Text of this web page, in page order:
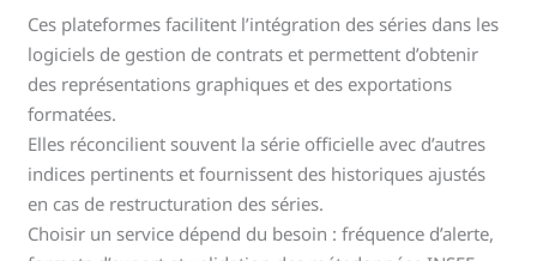
Ces plateformes facilitent l’intégration des séries dans les
logiciels de gestion de contrats et permettent d’obtenir
des représentations graphiques et des exportations
formatées.
Elles réconcilient souvent la série officielle avec d’autres
indices pertinents et fournissent des historiques ajustés
en cas de restructuration des séries.
Choisir un service dépend du besoin : fréquence d’alerte,